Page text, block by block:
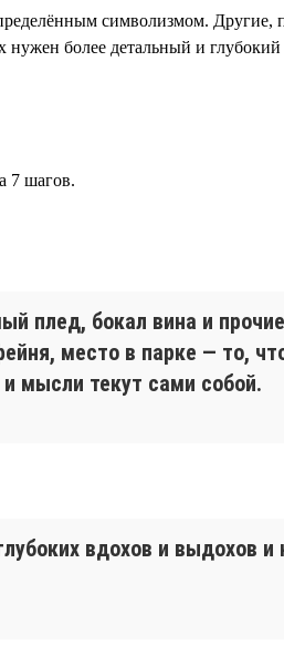
символизмом. Другие,
нужен более детальный и
7 шагов.
плед, бокал вина и прочие
место в парке — то,
мысли текут сами собой.
вдохов и выдохов и